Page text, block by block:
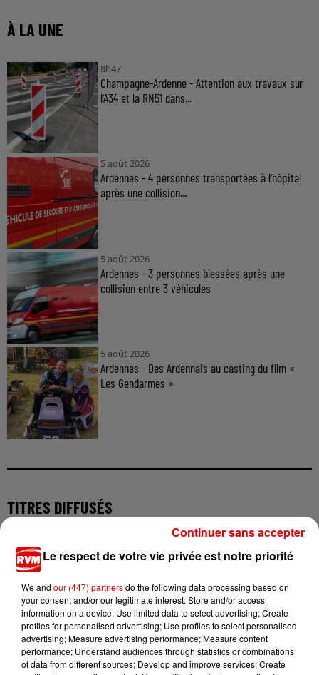
À LA UNE
8h47
Champagne-Ardenne - Attention aux travaux sur
l'A34 et la RN51 dans...
5 août 2026
Ardennes - 4 personnes transportées à l'hôpital
après une collision...
5 août 2026
Ardennes - 3 personnes blessées après une
collision entre 3 véhicules
5 août 2026
Ardennes - Des Ardennais au casting du film «
Les Gendarmes »
TITRES DIFFUSÉS
17h14
17h14
JUNGELI FEAT. EMMA
Juste Un Peu
17h10
17h10
MILEY CYRUS
Dream As One
17h07
17h07
CLARA LUCIANI
Tout Le Monde
Le respect de votre vie privée est notre priorité
We and our (447) partnersdo the following data processing based on
your consent and/or our legitimate interest: Store and/or access
information on a device; Use limited data to select advertising; Create
profiles for personalised advertising; Use profiles to select personalised
advertising; Measure advertising performance; Measure content
performance; Understand audiences through statistics or combinations
of data from different sources; Develop and improve services; Create
Continuer sans accepter